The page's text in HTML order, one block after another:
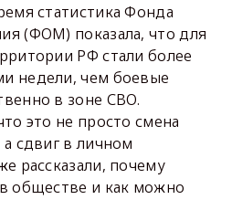
статистика Фонда
(ФОМ) показала, что для
РФ стали более
недели, чем боевые
в зоне СВО.
это не просто смена
сдвиг в личном
рассказали, почему
обществе и как можно